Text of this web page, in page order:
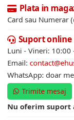
Plata in
Card sau Numerar
Suport online
Luni - Vineri: 10:00
Email:
WhatsApp: doar
Trimite mesaj
Nu oferim suport